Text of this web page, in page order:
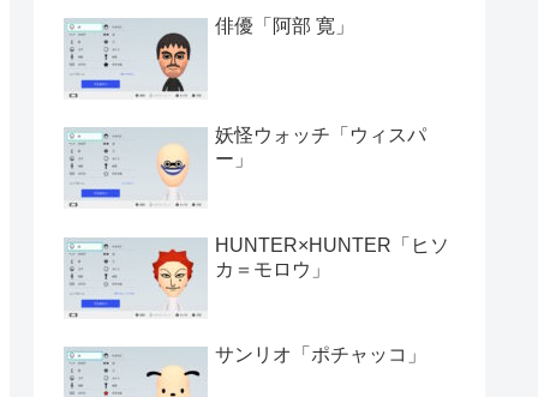
俳優「阿部 寛」
妖怪ウォッチ「ウィスパ
ー」
HUNTER×HUNTER「ヒソ
カ＝モロウ」
サンリオ「ポチャッコ」